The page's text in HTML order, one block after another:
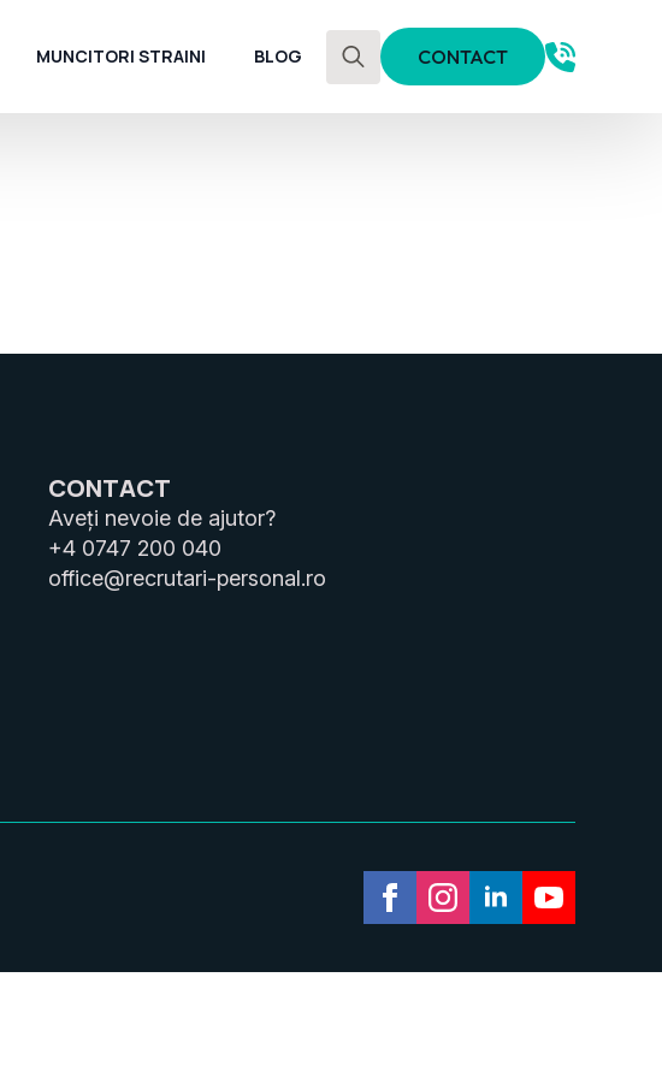
MUNCITORI STRAINI BLOG CONTACT
CONTACT
Aveți nevoie de ajutor?
+4 0747 200 040
office@recrutari-personal.ro